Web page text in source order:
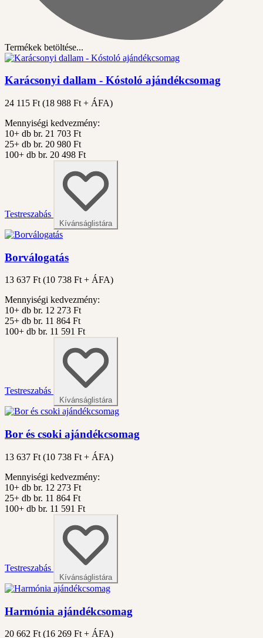
Termékek betöltése...
Karácsonyi dallam - Kóstoló ajándékcsomag
24 115 Ft (18 988 Ft + ÁFA)
Mennyiségi kedvezmény:
10+ db br. 21 703 Ft
25+ db br. 20 980 Ft
100+ db br. 20 498 Ft
Testreszabás
Kívánságlistára
Borválogatás
13 637 Ft (10 738 Ft + ÁFA)
Mennyiségi kedvezmény:
10+ db br. 12 273 Ft
25+ db br. 11 864 Ft
100+ db br. 11 591 Ft
Testreszabás
Kívánságlistára
Bor és csoki ajándékcsomag
13 637 Ft (10 738 Ft + ÁFA)
Mennyiségi kedvezmény:
10+ db br. 12 273 Ft
25+ db br. 11 864 Ft
100+ db br. 11 591 Ft
Testreszabás
Kívánságlistára
Harmónia ajándékcsomag
20 662 Ft (16 269 Ft + ÁFA)